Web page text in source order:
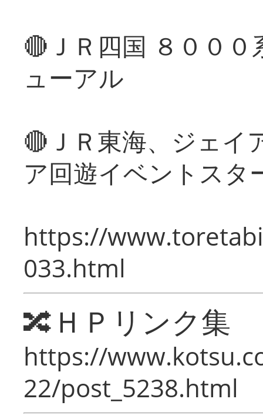
🔴ＪＲ四国 ８００
ューアル
🔴ＪＲ東海、ジェイ
ア回遊イベントスタ
https://
033.html
🔀ＨＰリンク集
https://
22/post_5238.html